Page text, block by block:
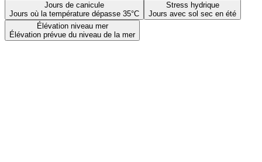
Jours de canicule
Jours où la température dépasse 35°C
Stress hydrique
Jours avec sol sec en été
Élévation niveau mer
Élévation prévue du niveau de la mer